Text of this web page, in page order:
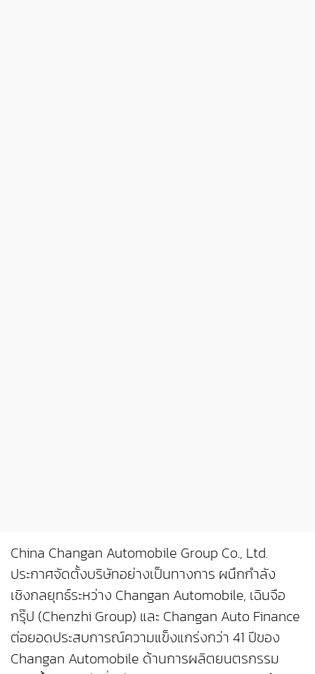
China Changan Automobile Group Co., Ltd.
ประกาศจัดตั้งบริษัทอย่างเป็นทางการ ผนึกกำลัง
เชิงกลยุทธ์ระหว่าง Changan Automobile, เฉินจือ
กรุ๊ป (Chenzhi Group) และ Changan Auto Finance
ต่อยอดประสบการณ์ความแข็งแกร่งกว่า 41 ปีของ
Changan Automobile ด้านการผลิตยนตรกรรม